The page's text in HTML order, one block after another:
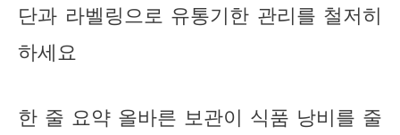
단과 라벨링으로 유통기한 관리를 철저히
하세요
한 줄 요약 올바른 보관이 식품 낭비를 줄